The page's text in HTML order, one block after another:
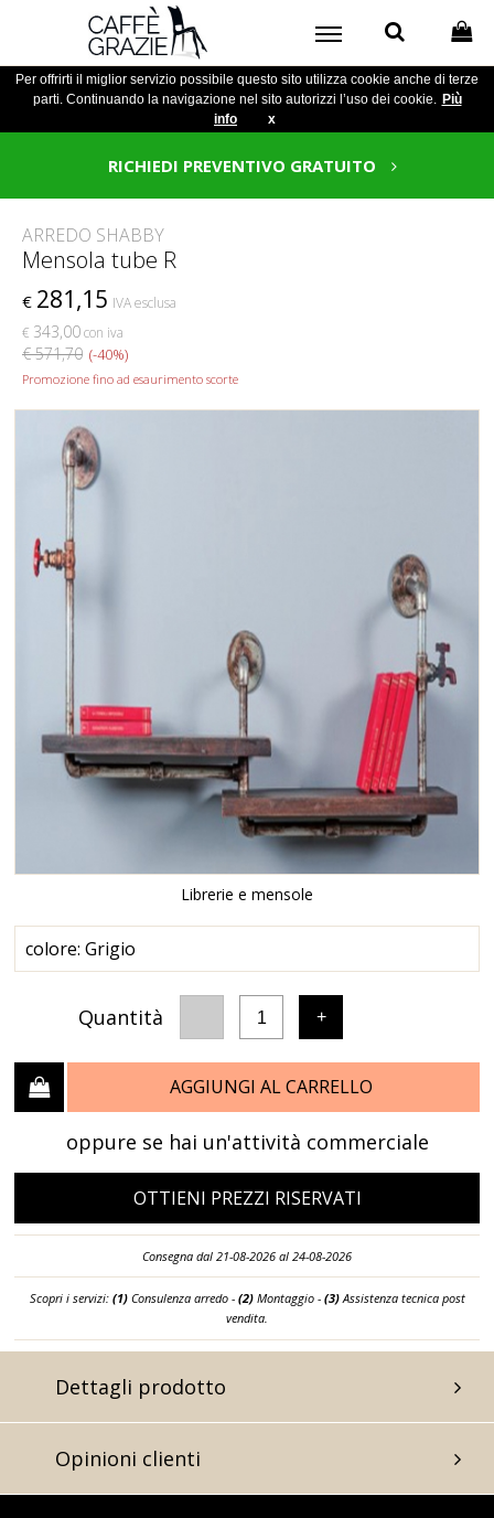
Per offrirti il miglior servizio possibile questo sito utilizza cookie anche di terze
parti. Continuando la navigazione nel sito autorizzi l’uso dei cookie. Più
info
x
RICHIEDI PREVENTIVO GRATUITO
ARREDO SHABBY
Mensola tube R
€ 281,15 IVA esclusa
€ 343,00con iva
€ 571,70 (-40%)
Promozione fino ad esaurimento scorte
Librerie e mensole
colore: Grigio
Quantità 1 +
AGGIUNGI AL CARRELLO
oppure se hai un'attività commerciale
OTTIENI PREZZI RISERVATI
Consegna dal 21-08-2026 al 24-08-2026
Scopri i servizi: (1)Consulenza arredo - (2)Montaggio - (3)Assistenza tecnica post
vendita.
Dettagli prodotto
Opinioni clienti